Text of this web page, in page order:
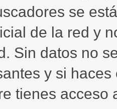
se
de la red y
Sin datos no
y si
tienes acceso